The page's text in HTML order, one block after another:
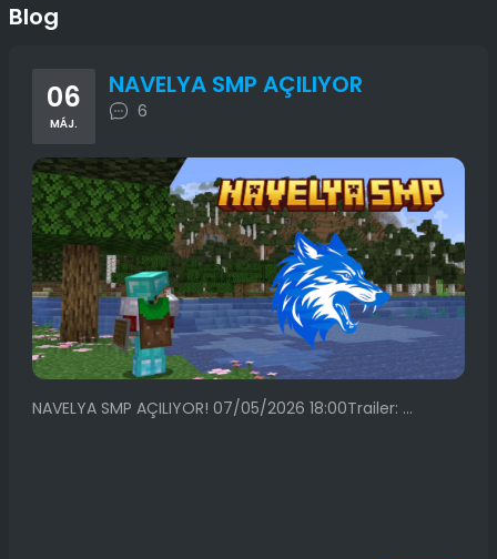
Blog
06
MÁJ.
NAVELYA SMP AÇILIYOR
6
NAVELYA SMP AÇILIYOR! 07/05/2026 18:00Trailer: ...